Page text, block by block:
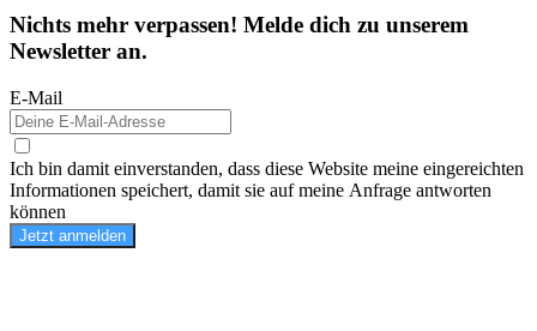
Nichts mehr verpassen! Melde dich zu unserem
Newsletter an.
E-Mail
Ich bin damit einverstanden, dass diese Website meine eingereichten
Informationen speichert, damit sie auf meine Anfrage antworten
können
Jetzt anmelden